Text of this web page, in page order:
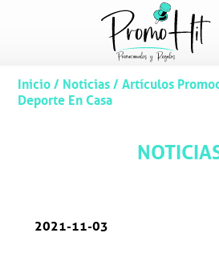
Inicio/ Noticias/ Artículos
Deporte En Casa
2021-11-03